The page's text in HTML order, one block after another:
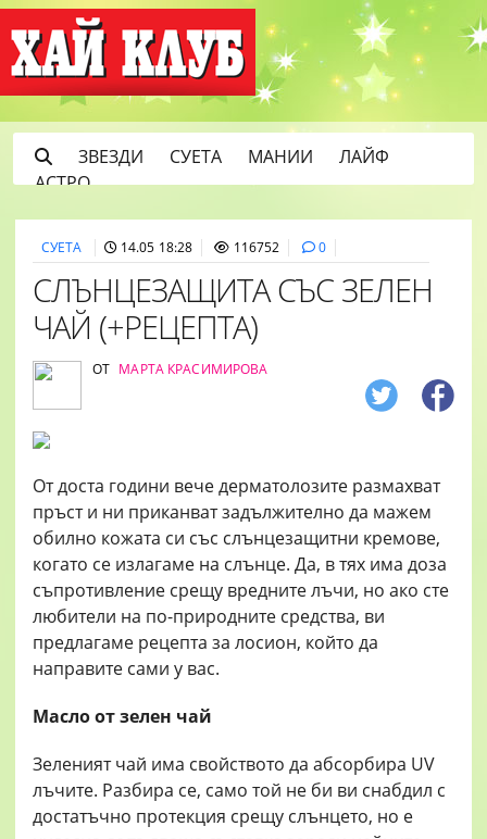
ЗВЕЗДИ СУЕТА МАНИИ
ЛАЙФ
АСТРО
СУЕТА 14.05 18:28 116752 0
СЛЪНЦЕЗАЩИТА СЪС ЗЕЛЕН
ЧАЙ (+РЕЦЕПТА)
ОТ МАРТА КРАСИМИРОВА
От доста години вече дерматолозите размахват
пръст и ни приканват задължително да мажем
обилно кожата си със слънцезащитни кремове,
когато се излагаме на слънце. Да, в тях има доза
съпротивление срещу вредните лъчи, но ако сте
любители на по-природните средства, ви
предлагаме рецепта за лосион, който да
направите сами у вас.
Масло от зелен чай
Зеленият чай има свойството да абсорбира UV
лъчите. Разбира се, само той не би ви снабдил с
достатъчно протекция срещу слънцето, но е